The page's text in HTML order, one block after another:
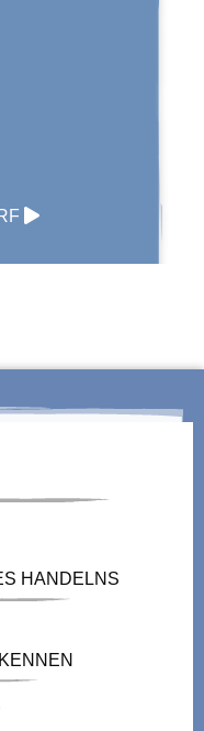
HANDELNS